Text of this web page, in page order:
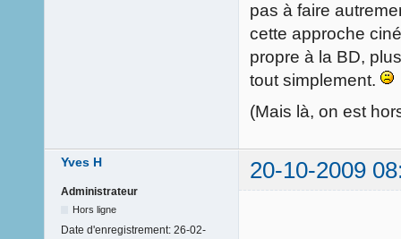
pas à faire
cette approche
propre à la BD,
tout simplement.
(Mais là, on est
Yves H 20-10-2009
Administrateur
Hors ligne
Date d'enregistrement: 26-02-